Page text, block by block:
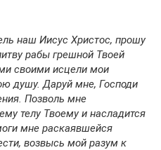
наш Иисус Христос, прошу
рабы грешной Твоей
своими исцели мои
душу. Даруй мне, Господи
Позволь мне
телу Твоему и насладится
мне раскаявшейся
возвысь мой разум к